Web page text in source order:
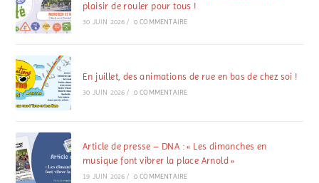
plaisir de rouler pour tous !
30 JUIN 2026 / 0 COMMENTAIRE
En juillet, des animations de rue en bas de chez soi !
30 JUIN 2026 / 0 COMMENTAIRE
Article de presse – DNA : « Les dimanches en
musique font vibrer la place Arnold »
19 JUIN 2026 / 0 COMMENTAIRE